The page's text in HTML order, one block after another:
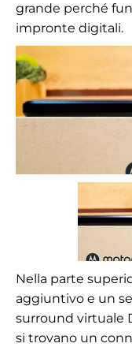
grande perché
impronte digitali.
Nella parte
aggiuntivo e un
surround virtuale
si trovano un